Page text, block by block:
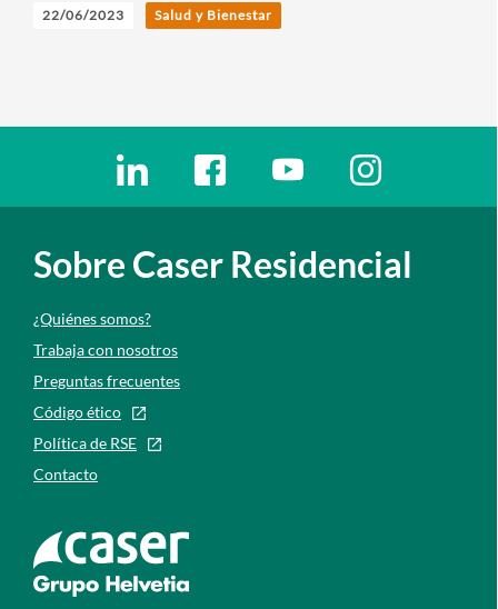
22/06/2023 Salud y Bienestar
Ir a a la red social. Abre ventana nueva
Ir a a la red social. Abre ventana
Ir a a la red social. Abre
Ir a a la red
Sobre Caser Residencial
¿Quiénes somos?
Trabaja con nosotros
Preguntas frecuentes
Código ético
Política de RSE
Contacto
Ir a la web de caser